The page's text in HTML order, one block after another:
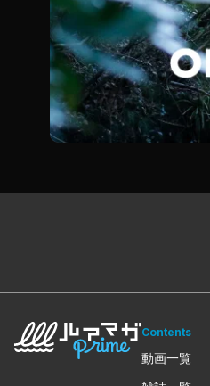
Contents
動画一覧